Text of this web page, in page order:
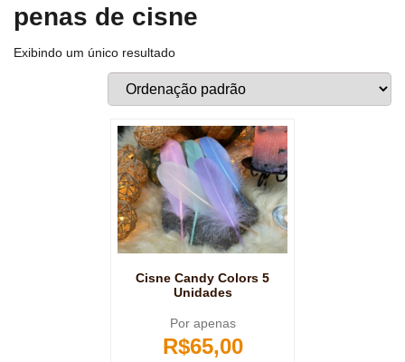
penas de cisne
Exibindo um único resultado
Cisne Candy Colors 5
Unidades
Por apenas
R$65,00